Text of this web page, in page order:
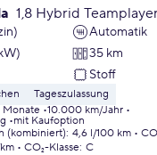
1,8 Hybrid
Automatik
35 km
Stoff
Tageszulassung
10.000 km/Jahr
mit Kaufoption
(kombiniert): 4,6 l/100 km
CO₂-Klasse: C